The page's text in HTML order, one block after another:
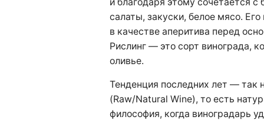
салаты, закуски, белое мясо.
в качестве аперитива перед
Рислинг — это сорт винограда,
оливье.
Тенденция последних лет — так
(Raw/Natural Wine), то есть
философия, когда виноградарь